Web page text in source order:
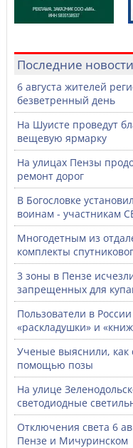
Последние новости
6 августа жителей
безветренный день
На Шуисте проведут
вещевую ярмарку
На улицах Пензы
ремонт дорог
В Богословке
воинам - участникам
Многодетным из
комплекты
3 зоны в Пензе
запрещенных для
Пользователи в
«раскладушки» и
Ученые выяснили, как
помощью позы
На улице
светодиодные
Отключения света 6
Пензе и Мичуринском